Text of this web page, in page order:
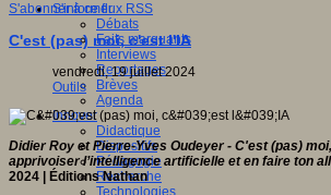
S'informer
Débats
Faits marquants
Interviews
Reportages
Brèves
Agenda
Innover
Didactique
Dispositifs
Pédagogie
Recherche
Technologies
S'abonner à ce flux RSS
C'est (pas) moi, c'est l'IA
vendredi, 19 juillet 2024
Outils
Didier Roy et Pierre-Yves Oudeyer - C'est (pas)
apprivoiser l’intelligence artificielle et en faire ton
2024 | Éditions Nathan